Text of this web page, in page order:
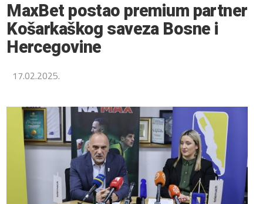
MaxBet postao premium partner
Košarkaškog saveza Bosne i
Hercegovine
17.02.2025.